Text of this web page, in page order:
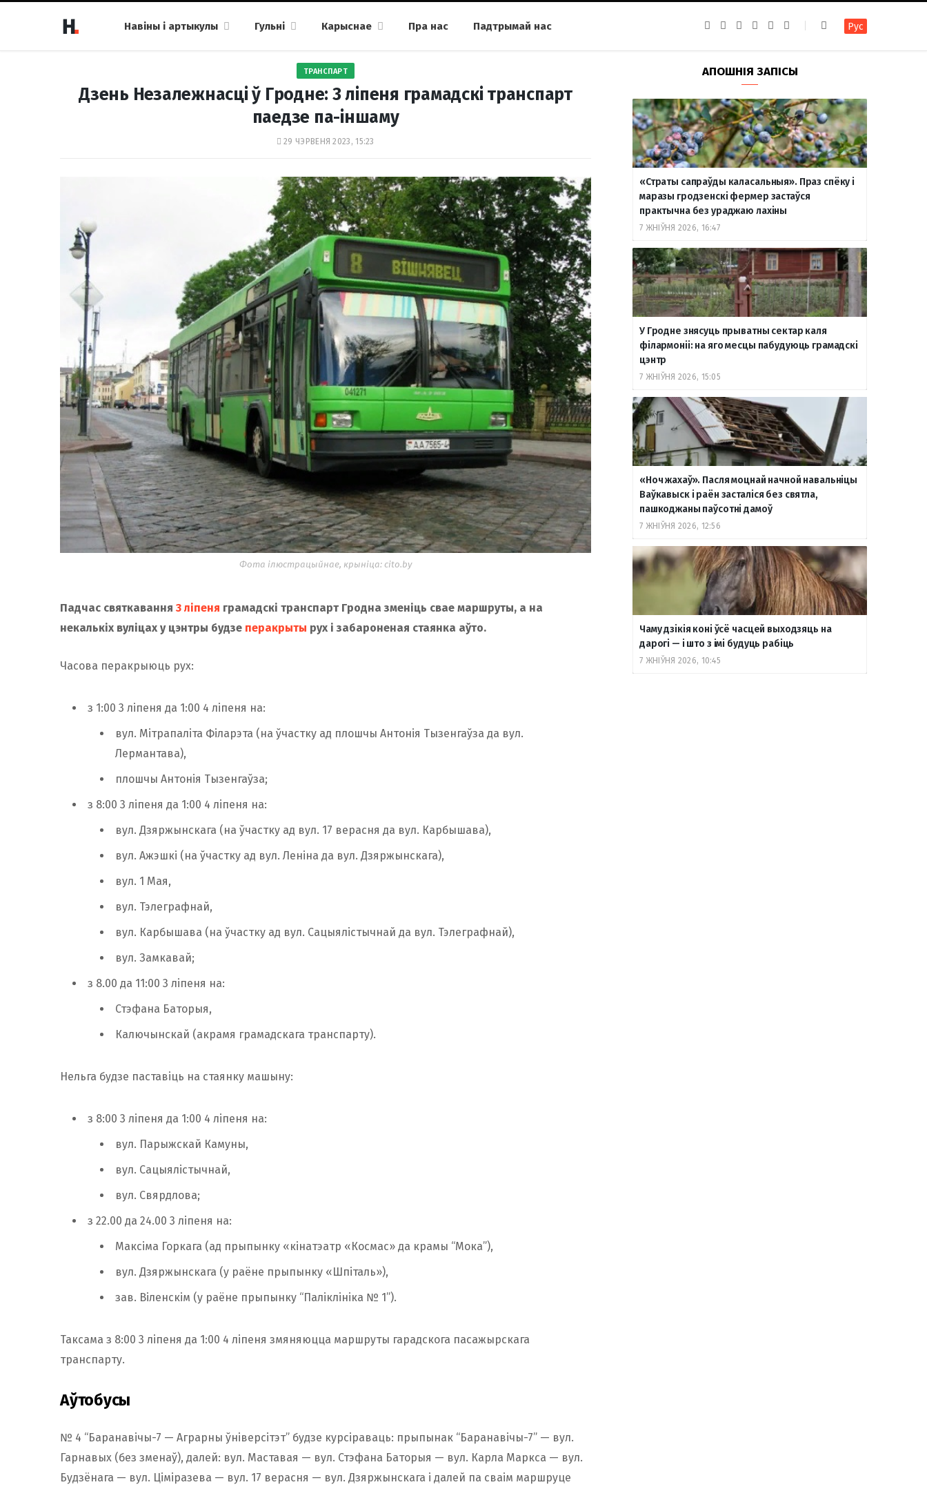
Навіны і артыкулы Гульні Карыснае Пра нас Падтрымай нас
b
o
k
a
g
a
m
g
r
a
m
u
b
т
а
т
е
Рус
ТРАНСПАРТ
Дзень Незалежнасці ў Гродне: 3 ліпеня грамадскі транспарт
паедзе па-іншаму
29 ЧЭРВЕНЯ 2023, 15:23
Фота ілюстрацыйнае, крыніца: cito.by
Падчас святкавання 3 ліпеня грамадскі транспарт Гродна зменіць свае маршруты, а на
некалькіх вуліцах у цэнтры будзе перакрыты рух і забароненая стаянка аўто.
Часова перакрыюць рух:
з 1:00 3 ліпеня да 1:00 4 ліпеня на:
вул. Мітрапаліта Філарэта (на ўчастку ад плошчы Антонія Тызенгаўза да вул.
Лермантава),
плошчы Антонія Тызенгаўза;
з 8:00 3 ліпеня да 1:00 4 ліпеня на:
вул. Дзяржынскага (на ўчастку ад вул. 17 верасня да вул. Карбышава),
вул. Ажэшкі (на ўчастку ад вул. Леніна да вул. Дзяржынскага),
вул. 1 Мая,
вул. Тэлеграфнай,
вул. Карбышава (на ўчастку ад вул. Сацыялістычнай да вул. Тэлеграфнай),
вул. Замкавай;
з 8.00 да 11:00 3 ліпеня на:
Стэфана Баторыя,
Калючынскай (акрамя грамадскага транспарту).
Нельга будзе паставіць на стаянку машыну:
з 8:00 3 ліпеня да 1:00 4 ліпеня на:
вул. Парыжскай Камуны,
вул. Сацыялістычнай,
вул. Свярдлова;
з 22.00 да 24.00 3 ліпеня на:
Максіма Горкага (ад прыпынку «кінатэатр «Космас» да крамы “Мока”),
вул. Дзяржынскага (у раёне прыпынку «Шпіталь»),
зав. Віленскім (у раёне прыпынку “Паліклініка № 1”).
Таксама з 8:00 3 ліпеня да 1:00 4 ліпеня змяняюцца маршруты гарадскога пасажырскага
транспарту.
Аўтобусы
№ 4 “Баранавічы-7 — Аграрны ўніверсітэт” будзе курсіраваць: прыпынак “Баранавічы-7” — вул.
Гарнавых (без зменаў), далей: вул. Маставая — вул. Стэфана Баторыя — вул. Карла Маркса — вул.
Будзёнага — вул. Ціміразева — вул. 17 верасня — вул. Дзяржынскага і далей па сваім маршруце
АПОШНІЯ ЗАПІСЫ
«Страты сапраўды каласальныя». Праз спёку і
маразы гродзенскі фермер застаўся
практычна без ураджаю лахіны
7 ЖНІЎНЯ 2026, 16:47
У Гродне знясуць прыватны сектар каля
філармоніі: на яго месцы пабудуюць грамадскі
цэнтр
7 ЖНІЎНЯ 2026, 15:05
«Ноч жахаў». Пасля моцнай начной навальніцы
Ваўкавыск і раён засталіся без святла,
пашкоджаны паўсотні дамоў
7 ЖНІЎНЯ 2026, 12:56
Чаму дзікія коні ўсё часцей выходзяць на
дарогі — і што з імі будуць рабіць
7 ЖНІЎНЯ 2026, 10:45